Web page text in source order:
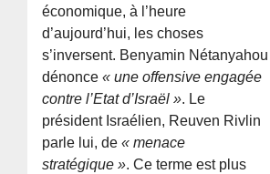
économique, à l’heure
d’aujourd’hui, les choses
s’inversent. Benyamin Nétanyahou
dénonce« une offensive engagée
contre l’Etat d’Israël ». Le
président Israélien, Reuven Rivlin
parle lui, de« menace
stratégique ». Ce terme est plus